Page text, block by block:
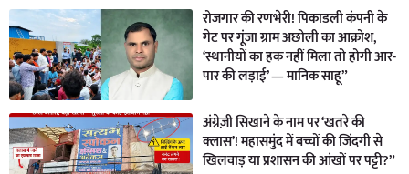
रोजगार की रणभेरी! पिकाडली कंपनी के
गेट पर गूंजा ग्राम अछोली का आक्रोश,
‘स्थानीयों का हक नहीं मिला तो होगी आर-
पार की लड़ाई’ — मानिक साहू”
अंग्रेज़ी सिखाने के नाम पर ‘खतरे की
क्लास’! महासमुंद में बच्चों की जिंदगी से
खिलवाड़ या प्रशासन की आंखों पर पट्टी?”